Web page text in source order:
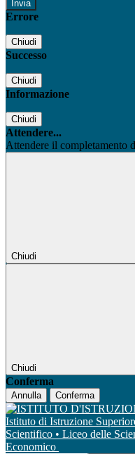
Errore
Chiudi
Successo
Chiudi
Informazione
Chiudi
Attendere...
Attendere il completamento
Chiudi
Chiudi
Conferma
Annulla Conferma
Istituto di Istruzione
Scientifico • Liceo delle
Economico